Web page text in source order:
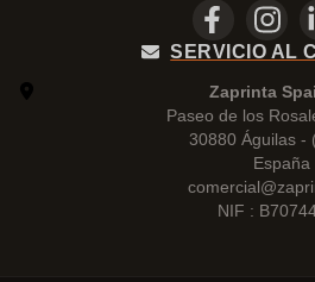
SERVICIO AL
Zaprinta
Paseo de los
30880 Águilas -
España
NIF :